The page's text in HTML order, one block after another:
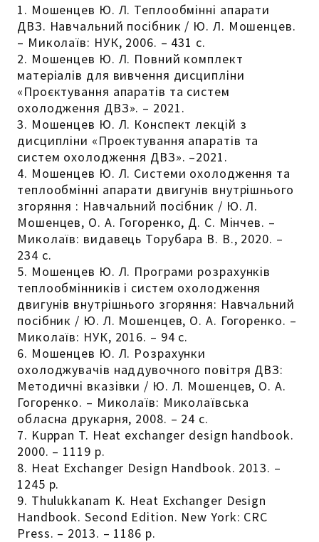
1. Мошенцев Ю. Л. Теплообмінні апарати
ДВЗ. Навчальний посібник / Ю. Л. Мошенцев.
– Миколаїв: НУК, 2006. – 431 с.
2. Мошенцев Ю. Л. Повний комплект
матеріалів для вивчення дисципліни
«Проєктування апаратів та систем
охолодження ДВЗ». – 2021.
3. Мошенцев Ю. Л. Конспект лекцій з
дисципліни «Проектування апаратів та
систем охолодження ДВЗ». –2021.
4. Мошенцев Ю. Л. Системи охолодження та
теплообмінні апарати двигунів внутрішнього
згоряння : Навчальний посібник / Ю. Л.
Мошенцев, О. А. Гогоренко, Д. С. Мінчев. –
Миколаїв: видавець Торубара В. В., 2020. –
234 с.
5. Мошенцев Ю. Л. Програми розрахунків
теплообмінників і систем охолодження
двигунів внутрішнього згоряння: Навчальний
посібник / Ю. Л. Мошенцев, О. А. Гогоренко. –
Миколаїв: НУК, 2016. – 94 с.
6. Мошенцев Ю. Л. Розрахунки
охолоджувачів наддувочного повітря ДВЗ:
Методичні вказівки / Ю. Л. Мошенцев, О. А.
Гогоренко. – Миколаїв: Миколаївська
обласна друкарня, 2008. – 24 с.
7. Kuppan T. Heat exchanger design handbook.
2000. – 1119 р.
8. Heat Exchanger Design Handbook. 2013. –
1245 р.
9. Thulukkanam K. Heat Exchanger Design
Handbook. Second Edition. New York: CRC
Press. – 2013. – 1186 p.